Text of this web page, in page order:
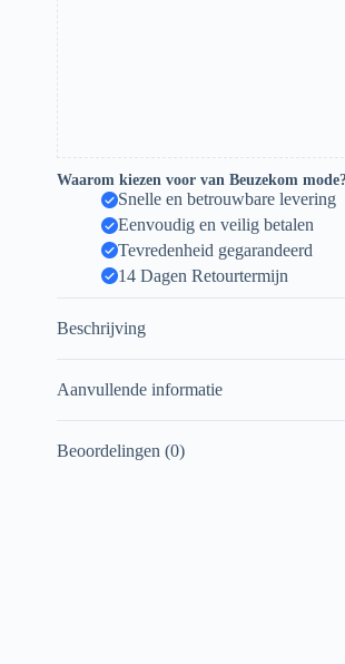
Waarom kiezen voor van Beuzekom
Snelle en betrouwbare levering
Eenvoudig en veilig betalen
Tevredenheid gegarandeerd
14 Dagen Retourtermijn
Beschrijving
Aanvullende informatie
Beoordelingen (0)